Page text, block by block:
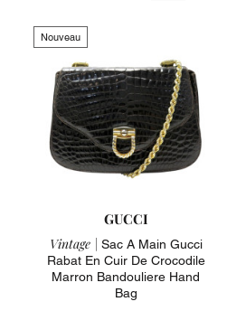
Nouveau
GUCCI
Vintage | Sac A Main Gucci
Rabat En Cuir De Crocodile
Marron Bandouliere Hand
Bag